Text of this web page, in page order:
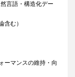
言語・構造化デー
む）
ーマンスの維持・向